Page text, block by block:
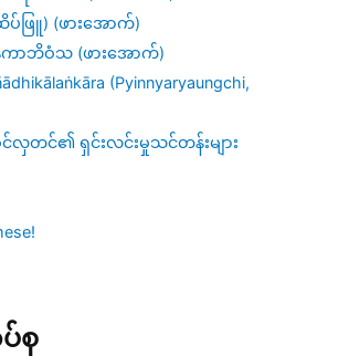
ဖြူ) (ဖားအောက်)
ကာဘိဝံသ (ဖားအောက်)
(Pyinnyaryaungchi,
င်လှတင်၏ ရှင်းလင်းမှုသင်တန်းများ
စု